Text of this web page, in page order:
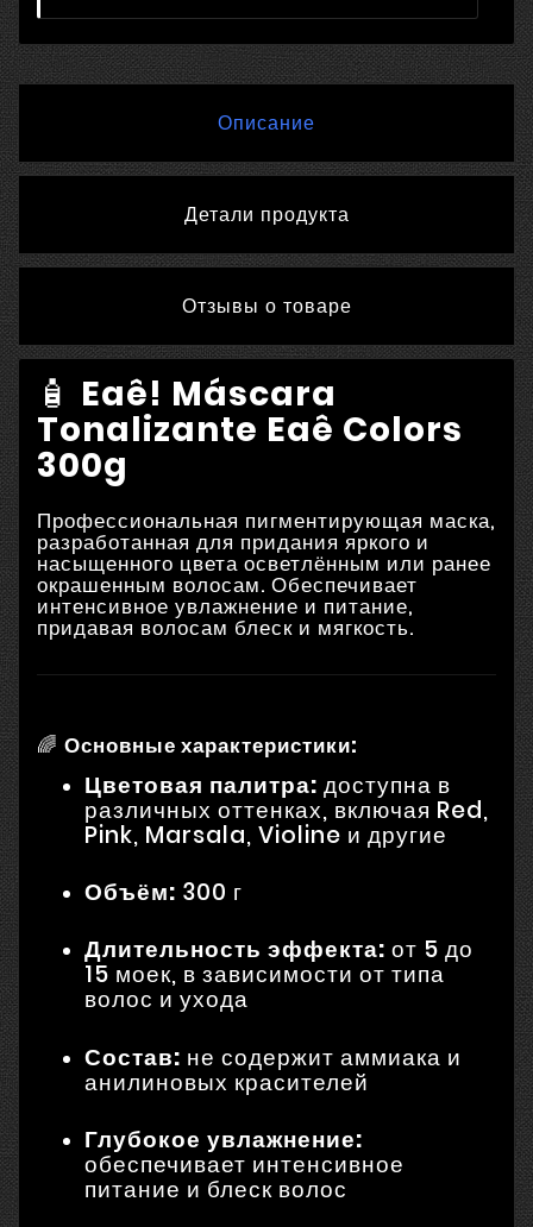
Описание
Детали продукта
Отзывы о товаре
🧴 Eaê! Máscara
Tonalizante Eaê Colors
300g
Профессиональная пигментирующая маска,
разработанная для придания яркого и
насыщенного цвета осветлённым или ранее
окрашенным волосам. Обеспечивает
интенсивное увлажнение и питание,
придавая волосам блеск и мягкость.
🌈 Основные характеристики:
Цветовая палитра: доступна в
различных оттенках, включая Red,
Pink, Marsala, Violine и другие
Объём: 300 г
Длительность эффекта: от 5 до
15 моек, в зависимости от типа
волос и ухода
Состав: не содержит аммиака и
анилиновых красителей
Глубокое увлажнение:
обеспечивает интенсивное
питание и блеск волос